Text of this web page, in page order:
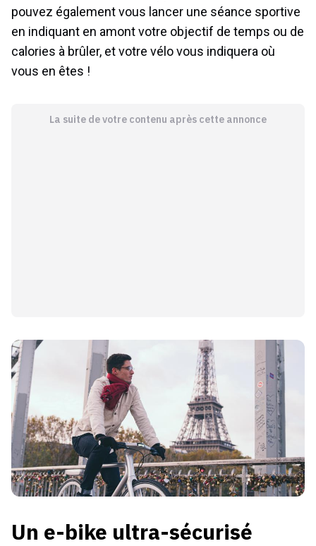
pouvez également vous lancer une séance sportive
en indiquant en amont votre objectif de temps ou de
calories à brûler, et votre vélo vous indiquera où
vous en êtes !
La suite de votre contenu après cette annonce
Un e-bike ultra-sécurisé